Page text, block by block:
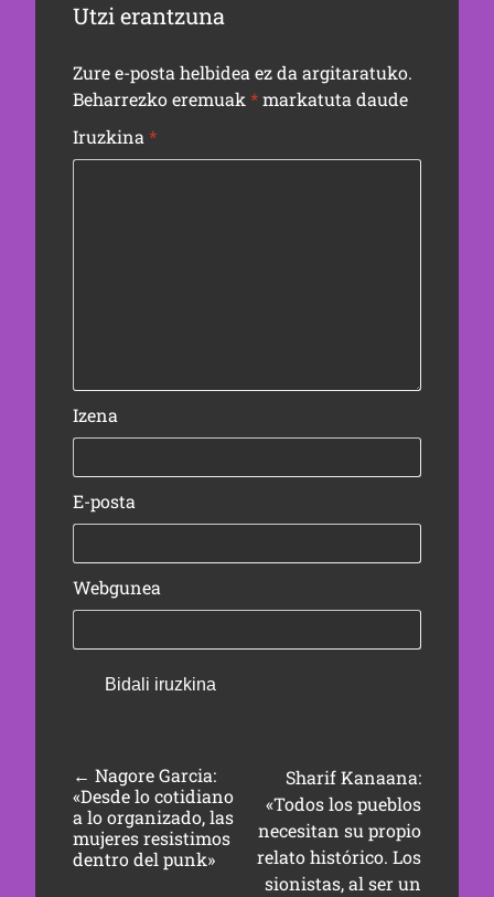
Utzi erantzuna
Zure e-posta helbidea ez da argitaratuko.
Beharrezko eremuak *markatuta daude
Iruzkina *
Izena
E-posta
Webgunea
← Nagore Garcia:
«Desde lo cotidiano
a lo organizado, las
mujeres resistimos
dentro del punk»
Sharif Kanaana:
«Todos los pueblos
necesitan su propio
relato histórico. Los
sionistas, al ser un